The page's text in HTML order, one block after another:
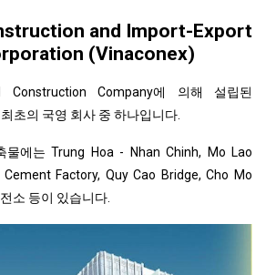
and Import-Export
(Vinaconex)
Company에 의해 설립된
초의 국영 회사 중 하나입니다.
물에는 Trung Hoa - Nhan Chinh, Mo Lao
Cement Factory, Quy Cao Bridge, Cho Mo
소 등이 있습니다.